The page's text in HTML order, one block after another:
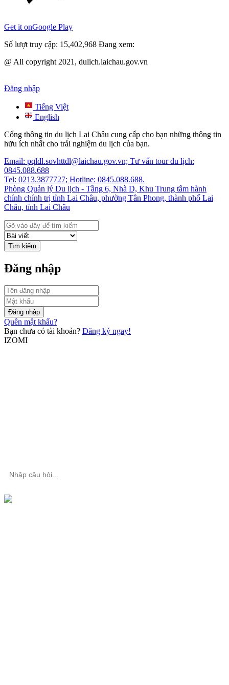
Get it onGoogle Play
Số lượt truy cập: 15,402,968 Đang xem:
@ All copyright 2021, dulich.laichau.gov.vn
Đăng nhập
Tiếng Việt
English
Cổng thông tin du lịch Lai Châu cung cấp cho bạn những thông tin
hữu ích nhất cho trải nghiệm du lịch của bạn.
Email: pqldl.sovhttdl@laichau.gov.vn; Tư vấn tour du lịch:
0845.088.688
Tel: 0213.3877727; Hotline: 0845.088.688.
Phòng Quản lý Du lịch - Tầng 6, Nhà D, Khu Trung tâm hành
chính chính trị tỉnh Lai Châu, phường Tân Phong, thành phố Lai
Châu, tỉnh Lai Châu
Tìm kiếm
Đăng nhập
Đăng nhập
Quên mật khẩu?
Bạn chưa có tài khoản? Đăng ký ngay!
IZOMI